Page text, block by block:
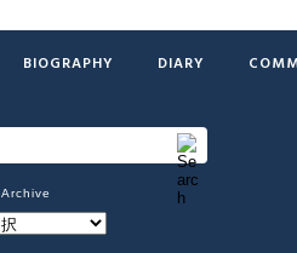
BIOGRAPHY DIARY
Archive